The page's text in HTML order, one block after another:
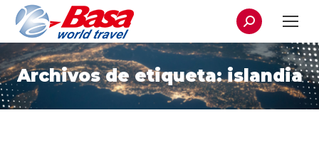
Buscar:
Archivos de etiqueta:islandia